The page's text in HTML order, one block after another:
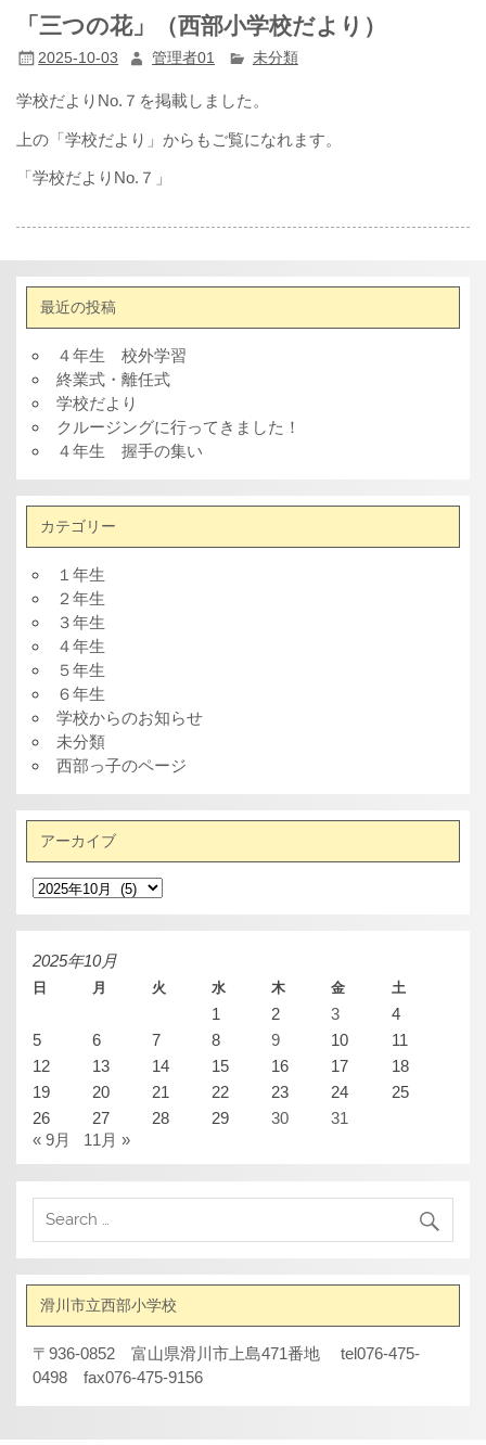
「三つの花」（西部小学校だより）
2025-10-03 管理者01 未分類
学校だよりNo.７を掲載しました。
上の「学校だより」からもご覧になれます。
「学校だよりNo.７」
最近の投稿
４年生 校外学習
終業式・離任式
学校だより
クルージングに行ってきました！
４年生 握手の集い
カテゴリー
１年生
２年生
３年生
４年生
５年生
６年生
学校からのお知らせ
未分類
西部っ子のページ
アーカイブ
ア
ー
カ
イ
2025年10月
日 月 火 水 木 金 土
1 2 3
4
5
6 7 8 9 10
11
12
13 14 15 16 17
18
19
20 21 22 23 24
25
26
27 28 29 30
31
« 9月
11月 »
滑川市立西部小学校
〒936-0852 富山県滑川市上島471番地 tel076-475-
0498 fax076-475-9156